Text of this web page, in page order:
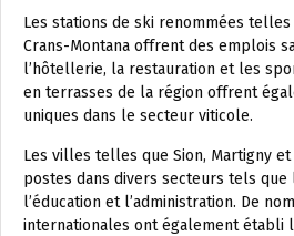
Les stations de ski renommées
Crans-Montana offrent des emplois
l’hôtellerie, la restauration et les
en terrasses de la région offrent
uniques dans le secteur viticole.
Les villes telles que Sion, Martigny
postes dans divers secteurs tels que
l’éducation et l’administration. De
internationales ont également établi